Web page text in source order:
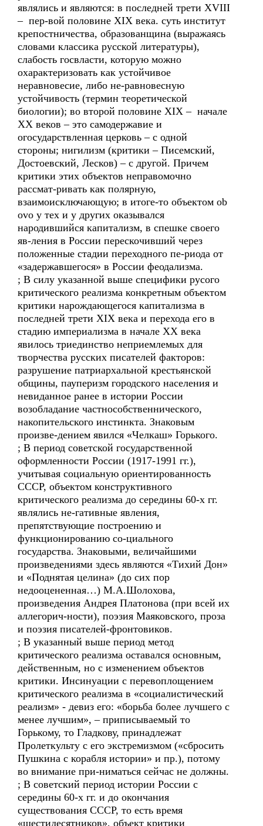
являлись и являются: в последней трети XVIII
– пер-вой половине XIX века. суть институт
крепостничества, образованщина (выражаясь
словами классика русской литературы),
слабость госвласти, которую можно
охарактеризовать как устойчивое
неравновесие, либо не-равновесную
устойчивость (термин теоретической
биологии); во второй половине XIX – начале
XX веков – это самодержавие и
огосударствленная церковь – с одной
стороны; нигилизм (критики – Писемский,
Достоевский, Лесков) – с другой. Причем
критики этих объектов неправомочно
рассмат-ривать как полярную,
взаимоисключающую; в итоге-то объектом ob
ovo у тех и у других оказывался
народившийся капитализм, в спешке своего
яв-ления в России перескочивший через
положенные стадии переходного пе-риода от
«задержавшегося» в России феодализма.
; В силу указанной выше специфики русого
критического реализма конкретным объектом
критики нарождающегося капитализма в
последней трети XIX века и перехода его в
стадию империализма в начале ХХ века
явилось триединство неприемлемых для
творчества русских писателей факторов:
разрушение патриархальной крестьянской
общины, пауперизм городского населения и
невиданное ранее в истории России
возобладание частнособственнического,
накопительского инстинкта. Знаковым
произве-дением явился «Челкаш» Горького.
; В период советской государственной
оформленности России (1917-1991 гг.),
учитывая социальную ориентированность
СССР, объектом конструктивного
критического реализма до середины 60-х гг.
являлись не-гативные явления,
препятствующие построению и
функционированию со-циального
государства. Знаковыми, величайшими
произведениями здесь являются «Тихий Дон»
и «Поднятая целина» (до сих пор
недооцененная…) М.А.Шолохова,
произведения Андрея Платонова (при всей их
аллегорич-ности), поэзия Маяковского, проза
и поэзия писателей-фронтовиков.
; В указанный выше период метод
критического реализма оставался основным,
действенным, но с изменением объектов
критики. Инсинуации с перевоплощением
критического реализма в «социалистический
реализм» - девиз его: «борьба более лучшего с
менее лучшим», – приписываемый то
Горькому, то Гладкову, принадлежат
Пролеткульту с его экстремизмом («сбросить
Пушкина с корабля истории» и пр.), потому
во внимание при-ниматься сейчас не должны.
; В советский период истории России с
середины 60-х гг. и до окончания
существования СССР, то есть время
«шестидесятников», объект критики